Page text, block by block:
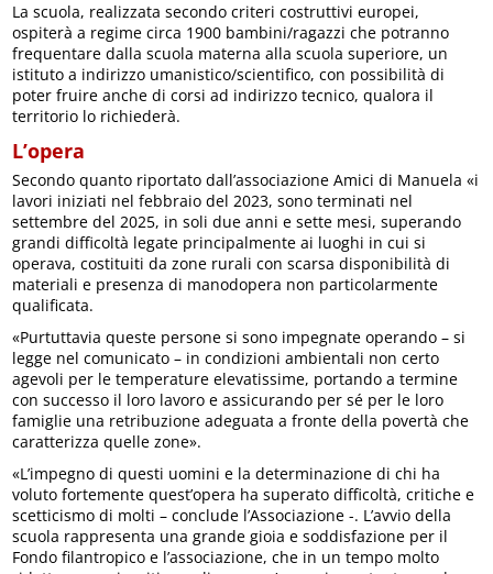
La scuola, realizzata secondo criteri costruttivi europei,
ospiterà a regime circa 1900 bambini/ragazzi che potranno
frequentare dalla scuola materna alla scuola superiore, un
istituto a indirizzo umanistico/scientifico, con possibilità di
poter fruire anche di corsi ad indirizzo tecnico, qualora il
territorio lo richiederà.
L’opera
Secondo quanto riportato dall’associazione Amici di Manuela «i
lavori iniziati nel febbraio del 2023, sono terminati nel
settembre del 2025, in soli due anni e sette mesi, superando
grandi difficoltà legate principalmente ai luoghi in cui si
operava, costituiti da zone rurali con scarsa disponibilità di
materiali e presenza di manodopera non particolarmente
qualificata.
«Purtuttavia queste persone si sono impegnate operando – si
legge nel comunicato – in condizioni ambientali non certo
agevoli per le temperature elevatissime, portando a termine
con successo il loro lavoro e assicurando per sé per le loro
famiglie una retribuzione adeguata a fronte della povertà che
caratterizza quelle zone».
«L’impegno di questi uomini e la determinazione di chi ha
voluto fortemente quest’opera ha superato difficoltà, critiche e
scetticismo di molti – conclude l’Associazione -. L’avvio della
scuola rappresenta una grande gioia e soddisfazione per il
Fondo filantropico e l’associazione, che in un tempo molto